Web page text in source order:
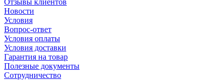
Отзывы клиентов
Новости
Условия
Вопрос-ответ
Условия оплаты
Условия доставки
Гарантия на товар
Полезные документы
Сотрудничество